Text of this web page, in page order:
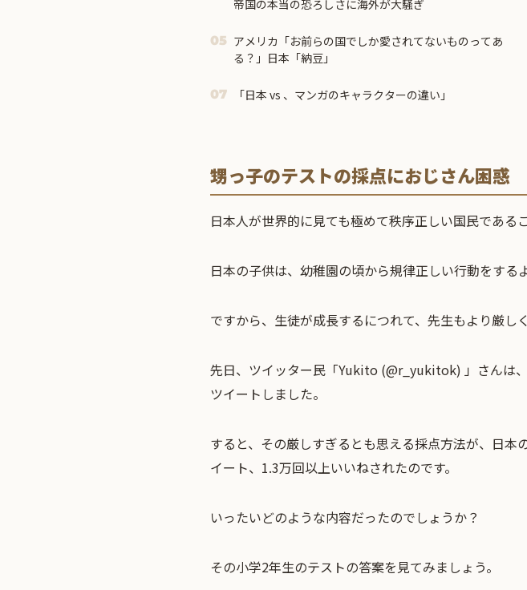
帝国の本当の恐ろしさに海外が大騒ぎ
05 アメリカ「お前らの国でしか愛されてないものってあ
る？」日本「納豆」
07 「日本 vs 、マンガのキャラクターの違い」
甥っ子のテストの採点におじさん困惑
日本人が世界的に見ても極めて秩序正しい国民である
日本の子供は、幼稚園の頃から規律正しい行動をする
ですから、生徒が成長するにつれて、先生もより厳し
先日、ツイッター民「Yukito (@r_yukitok) 」さんは
ツイートしました。
すると、その厳しすぎるとも思える採点方法が、日
イート、1.3万回以上いいねされたのです。
いったいどのような内容だったのでしょうか？
その小学2年生のテストの答案を見てみましょう。